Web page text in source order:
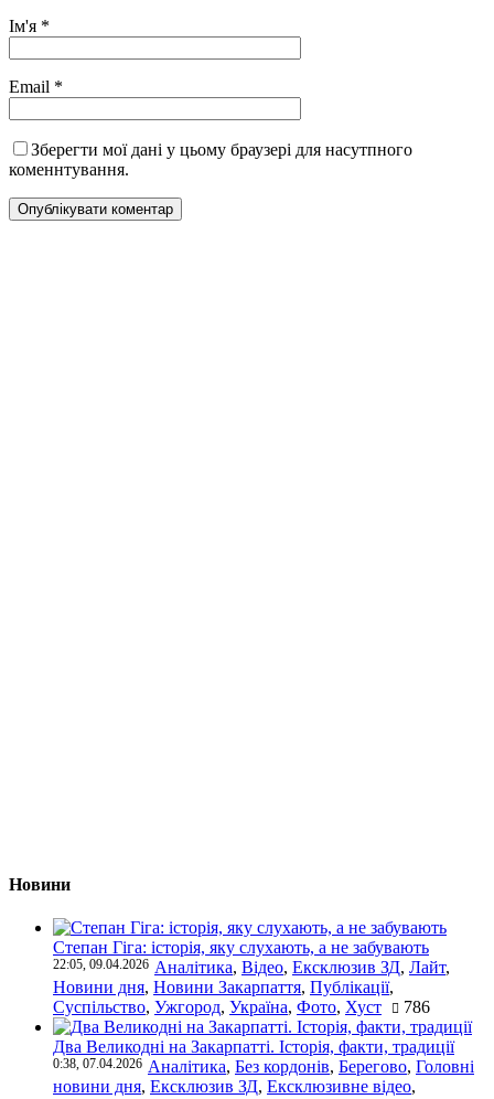
Ім'я *
Email *
Зберегти мої дані у цьому браузері для насутпного
коменнтування.
Новини
Степан Гіга: історія, яку слухають, а не забувають
22:05, 09.04.2026 Аналітика, Відео, Ексклюзив ЗД, Лайт,
Новини дня, Новини Закарпаття, Публікації,
Суспільство, Ужгород, Україна, Фото, Хуст 786
Два Великодні на Закарпатті. Історія, факти, традиції
0:38, 07.04.2026 Аналітика, Без кордонів, Берегово, Головні
новини дня, Ексклюзив ЗД, Ексклюзивне відео,